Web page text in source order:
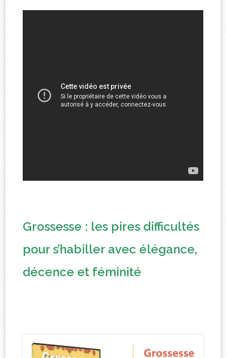
Grossesse : les pires difficultés
pour s’habiller avec élégance,
décence et féminité